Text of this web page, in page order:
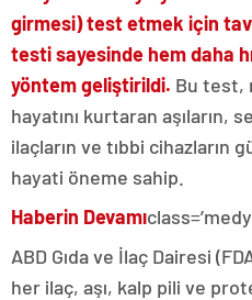
girmesi) test etmek için
testi sayesinde hem daha
yöntem geliştirildi. Bu test,
hayatını kurtaran aşıların,
ilaçların ve tıbbi cihazların
hayati öneme sahip.
Haberin Devamı
ABD Gıda ve İlaç Dairesi
her ilaç, aşı, kalp pili ve